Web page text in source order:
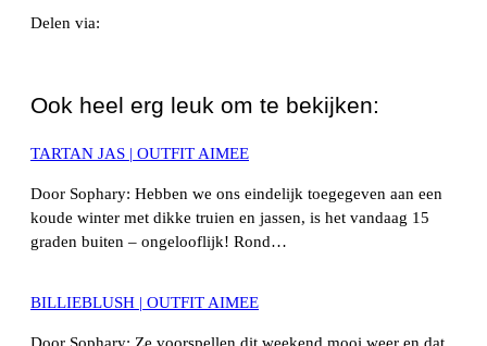
Delen via:
Ook heel erg leuk om te bekijken:
TARTAN JAS | OUTFIT AIMEE
Door Sophary: Hebben we ons eindelijk toegegeven aan een
koude winter met dikke truien en jassen, is het vandaag 15
graden buiten – ongelooflijk! Rond…
BILLIEBLUSH | OUTFIT AIMEE